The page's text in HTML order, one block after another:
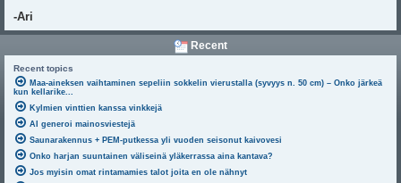
-Ari
Recent
Recent topics
Maa-aineksen vaihtaminen sepeliin sokkelin vierustalla (syvyys n. 50 cm) – Onko järkeä
kun kellarike...
Kylmien vinttien kanssa vinkkejä
AI generoi mainosviestejä
Saunarakennus + PEM-putkessa yli vuoden seisonut kaivovesi
Onko harjan suuntainen väliseinä yläkerrassa aina kantava?
Jos myisin omat rintamamies talot joita en ole nähnyt